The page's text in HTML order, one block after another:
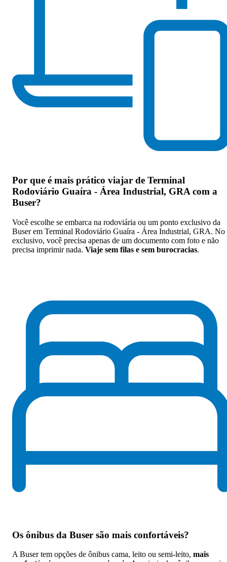
Por que é mais prático viajar de Terminal
Rodoviário Guaíra - Área Industrial, GRA com a
Buser?
Você escolhe se embarca na rodoviária ou um ponto exclusivo da
Buser em Terminal Rodoviário Guaíra - Área Industrial, GRA. No
exclusivo, você precisa apenas de um documento com foto e não
precisa imprimir nada. Viaje sem filas e sem burocracias.
Os ônibus da Buser são mais confortáveis?
A Buser tem opções de ônibus cama, leito ou semi-leito, mais